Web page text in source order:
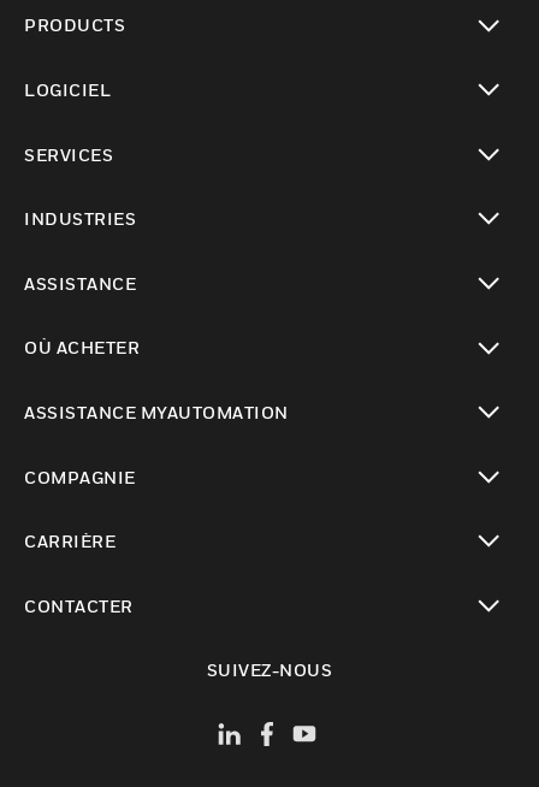
PRODUCTS
LOGICIEL
SERVICES
INDUSTRIES
ASSISTANCE
OÙ ACHETER
ASSISTANCE MYAUTOMATION
COMPAGNIE
CARRIÈRE
CONTACTER
SUIVEZ-NOUS